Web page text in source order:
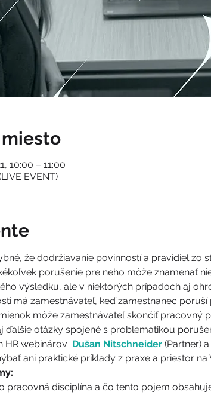
miesto
10:00 – 11:00
EVENT)
že dodržiavanie povinností a pravidiel zo
porušenie pre neho môže znamenať
výsledku, ale v niektorých prípadoch aj
má zamestnávateľ, keď zamestnanec
môže zamestnávateľ skončiť pracovný
ďalšie otázky spojené s problematikou
HR webinárov Dušan Nitschneider (Partner) a
ani praktické príklady z praxe a priestor na
pracovná disciplína a čo tento pojem